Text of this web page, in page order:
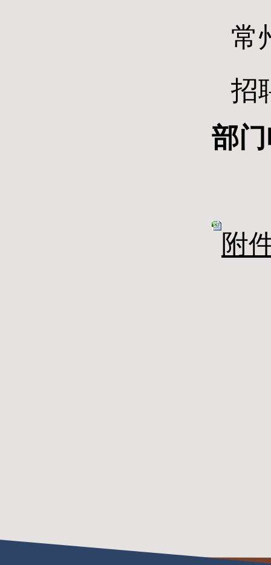
常
招
部
附